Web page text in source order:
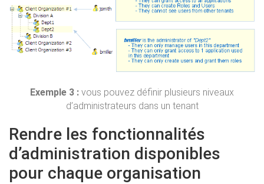
Exemple 3 : vous pouvez définir plusieurs niveaux
d’administrateurs dans un tenant
Rendre les fonctionnalités
d’administration disponibles
pour chaque organisation